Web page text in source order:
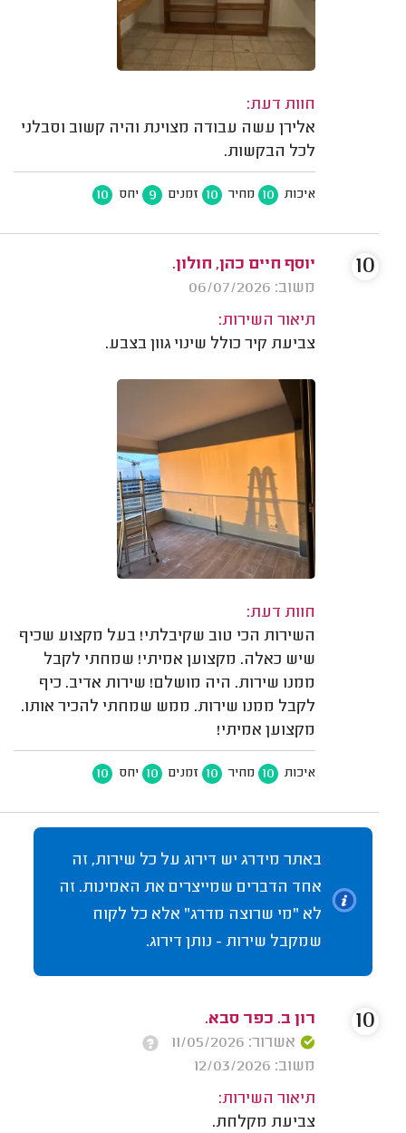
חוות דעת:
אלירן עשה עבודה מצוינת והיה קשוב וסבלני
לכל הבקשות.
איכות 10 מחיר 10 זמנים 9 יחס 10
יוסף חיים כהן, חולון.
משוב: 06/07/2026
תיאור השירות:
צביעת קיר כולל שינוי גוון בצבע.
חוות דעת:
השירות הכי טוב שקיבלתי! בעל מקצוע שכיף
שיש כאלה. מקצוען אמיתי! שמחתי לקבל
ממנו שירות. היה מושלם! שירות אדיב. כיף
לקבל ממנו שירות. ממש שמחתי להכיר אותו.
מקצוען אמיתי!
איכות 10 מחיר 10 זמנים 10 יחס 10
10
באתר מידרג יש דירוג על כל שירות, זה
אחד הדברים שמייצרים את האמינות. זה
לא "מי שרוצה מדרג" אלא כל לקוח
שמקבל שירות - נותן דירוג.
רון ב. כפר סבא.
אשרור: 11/05/2026
משוב: 12/03/2026
תיאור השירות:
צביעת מקלחת.
10